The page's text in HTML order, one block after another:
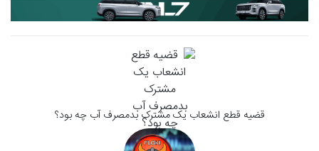
قضیه قطع انشعاب یک مشترک بدمصرف آب چه بود؟